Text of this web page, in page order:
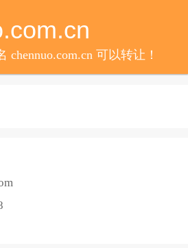
chennuo.com.cn 可以转让！